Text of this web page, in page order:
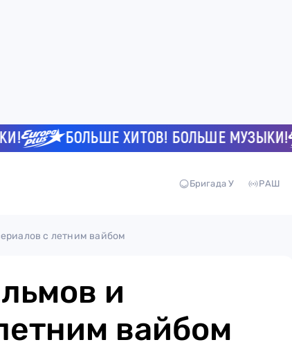
БОЛЬШЕ ХИТОВ! БОЛЬШЕ МУЗЫКИ!
Бригада У РАШ
с летним вайбом
и
вайбом